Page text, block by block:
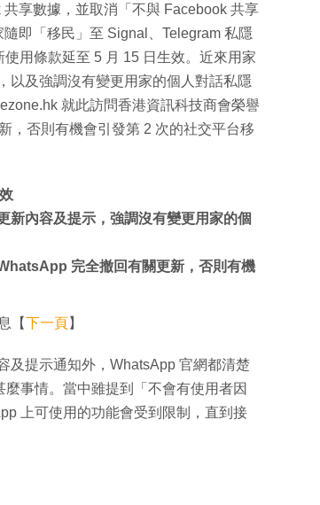
享數據，並取消「不與 Facebook 共享
即「移民」至 Signal、Telegram 私隱
用條款延至 5 月 15 日生效。近來用家
以及強調沒有變更用家的個人對話私隱
就此訪問香港資訊科技商會榮譽
，否則有機會引發第 2 次的社交平台移
內容及提示，強調沒有變更用家的個
完全撤回有關更新，否則有機
【下一頁】
及提示通知外，WhatsApp 官網都清楚
事情。當中雖提到「不會有使用者因
上可使用的功能會受到限制，直到接